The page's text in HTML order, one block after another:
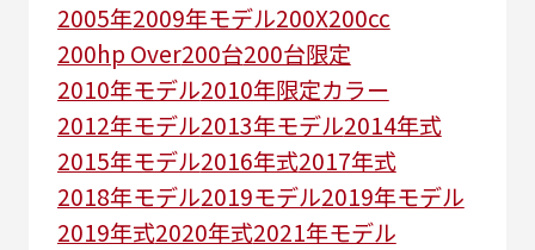
2005年2009年モデル200X200cc
200hp Over200台200台限定
2010年モデル2010年限定カラー
2012年モデル2013年モデル2014年式
2015年モデル2016年式2017年式
2018年モデル2019モデル2019年モデル
2019年式2020年式2021年モデル